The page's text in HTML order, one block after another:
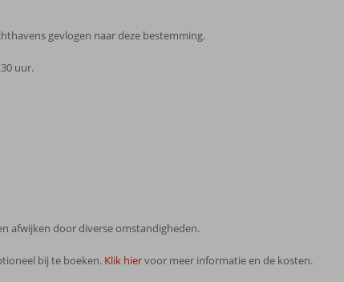
gevlogen naar deze bestemming.
uur.
afwijken door diverse omstandigheden.
bij te boeken. Klik hiervoor meer informatie en de kosten.